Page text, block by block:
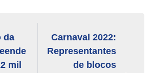
da
mil
Carnaval 2022:
Representantes
de blocos